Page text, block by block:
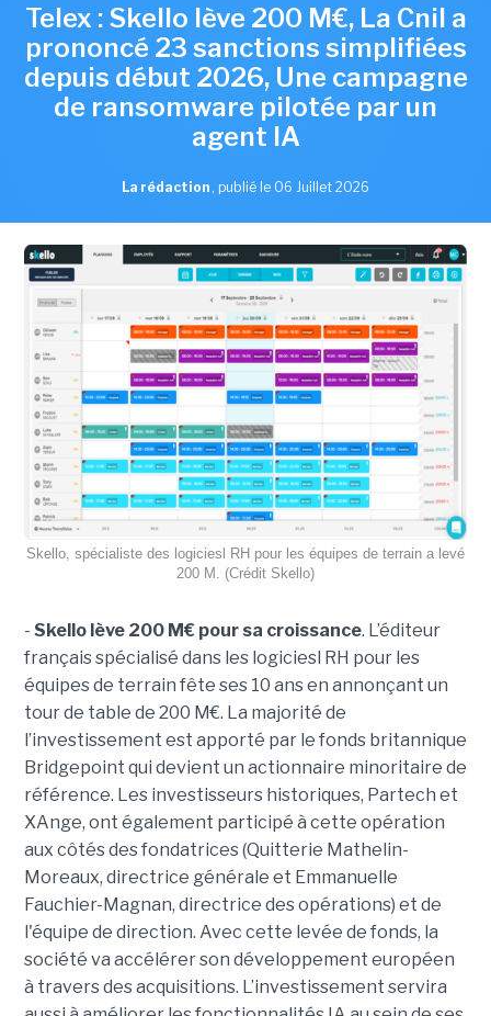
Telex : Skello lève 200 M€, La Cnil a
prononcé 23 sanctions simplifiées
depuis début 2026, Une campagne
de ransomware pilotée par un
agent IA
La rédaction , publié le 06 Juillet 2026
Skello, spécialiste des logiciesl RH pour les équipes de terrain a levé
200 M. (Crédit Skello)
- Skello lève 200 M€ pour sa croissance. L’éditeur
français spécialisé dans les logiciesl RH pour les
équipes de terrain fête ses 10 ans en annonçant un
tour de table de 200 M€. La majorité de
l’investissement est apporté par le fonds britannique
Bridgepoint qui devient un actionnaire minoritaire de
référence. Les investisseurs historiques, Partech et
XAnge, ont également participé à cette opération
aux côtés des fondatrices (Quitterie Mathelin-
Moreaux, directrice générale et Emmanuelle
Fauchier-Magnan, directrice des opérations) et de
l'équipe de direction. Avec cette levée de fonds, la
société va accélérer son développement européen
à travers des acquisitions. L’investissement servira